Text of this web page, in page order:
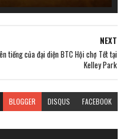
NEXT
tiếng của đại diện BTC Hội chợ Tết tại
Kelley Park
BLOGGER DISQUS FACEBOOK